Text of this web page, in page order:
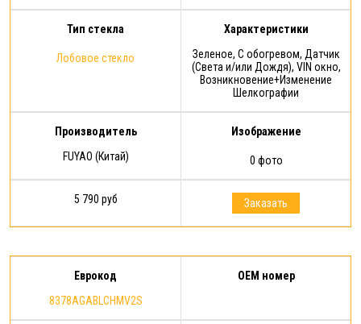
Тип стекла
Лобовое стекло
Характеристики
Зеленое, С обогревом, Датчик
(Света и/или Дождя), VIN окно,
Возникновение+Изменение
Шелкографии
Производитель
FUYAO (Китай)
Изображение
0 фото
5 790 руб Заказать
Еврокод
8378AGABLCHMV2S
OEM номер